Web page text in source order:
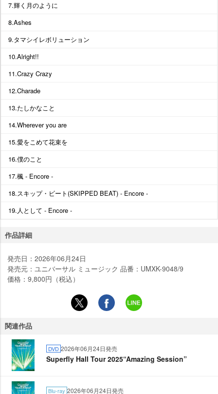
7.輝く月のように
8.Ashes
9.タマシイレボリューション
10.Alright!!
11.Crazy Crazy
12.Charade
13.たしかなこと
14.Wherever you are
15.愛をこめて花束を
16.僕のこと
17.楓 - Encore -
18.スキップ・ビート(SKIPPED BEAT) - Encore -
19.人として - Encore -
作品詳細
発売日：2026年06月24日
発売元：ユニバーサル ミュージック 品番：UMXK-9048/9
価格：9,800円（税込）
関連作品
DVD 2026年06月24日発売
Superfly Hall Tour 2025“Amazing Session”
Blu-ray 2026年06月24日発売